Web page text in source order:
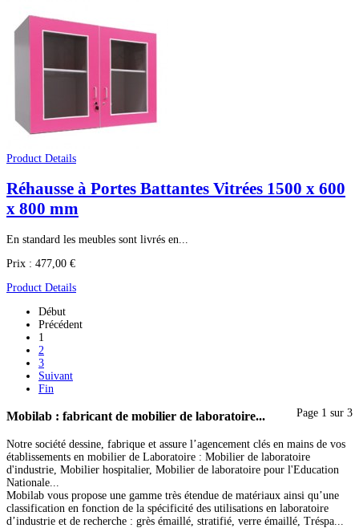
Product Details
Réhausse à Portes Battantes Vitrées 1500 x 600
x 800 mm
En standard les meubles sont livrés en...
Prix : 477,00 €
Product Details
Début
Précédent
1
2
3
Suivant
Fin
Page 1 sur 3
Mobilab : fabricant de mobilier de laboratoire...
Notre société dessine, fabrique et assure l’agencement clés en mains de vos
établissements en mobilier de Laboratoire : Mobilier de laboratoire
d'industrie, Mobilier hospitalier, Mobilier de laboratoire pour l'Education
Nationale...
Mobilab vous propose une gamme très étendue de matériaux ainsi qu’une
classification en fonction de la spécificité des utilisations en laboratoire
d’industrie et de recherche : grès émaillé, stratifié, verre émaillé, Tréspa...